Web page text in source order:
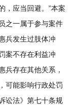
，应当回避。”本案
之一属于参与案件
兵发生过肢体冲
案不存在利益冲
兵存在其他关系，
可能影响行政处罚
讼法》第七十条规